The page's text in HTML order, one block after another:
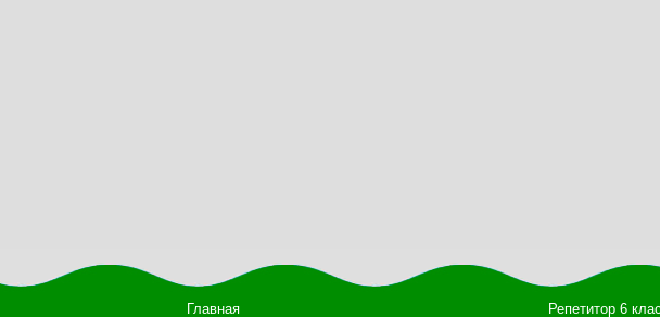
Главная Репетитор 6